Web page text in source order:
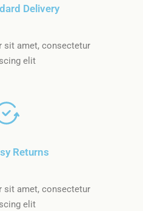
Delivery
sit amet, consectetur
elit
Returns
sit amet, consectetur
elit